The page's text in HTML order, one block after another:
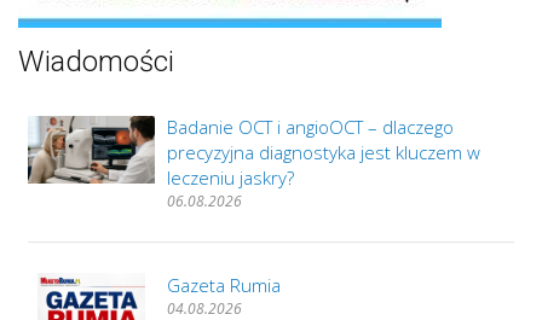
Wiadomości
Badanie OCT i angioOCT – dlaczego
precyzyjna diagnostyka jest kluczem w
leczeniu jaskry?
06.08.2026
Gazeta Rumia
04.08.2026